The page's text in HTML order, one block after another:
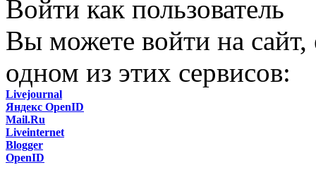
Войти как пользователь
Вы можете войти на сайт,
одном из этих сервисов:
Livejournal
Яндекс OpenID
Mail.Ru
Liveinternet
Blogger
OpenID